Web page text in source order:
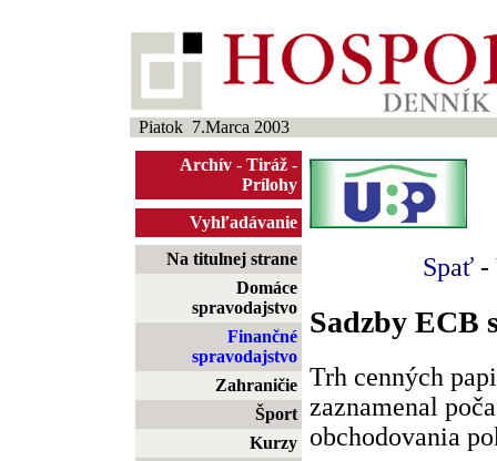
Piatok 7.Marca 2003
Archív - Tiráž -
Prílohy
Vyhľadávanie
Na titulnej strane
Domáce
spravodajstvo
Finančné
spravodajstvo
Zahraničie
Šport
Kurzy
Spať -
Sadzby ECB
Trh cenných
zaznamenal
obchodovania